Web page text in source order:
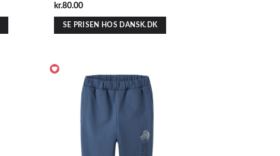
kr.80.00
SE PRISEN HOS DANSK.DK